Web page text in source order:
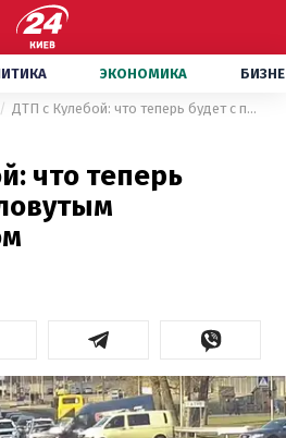
ЭКОНОМИКА
ДТП с Кулебой: что теперь будет с пресловутым перекрестком
что теперь